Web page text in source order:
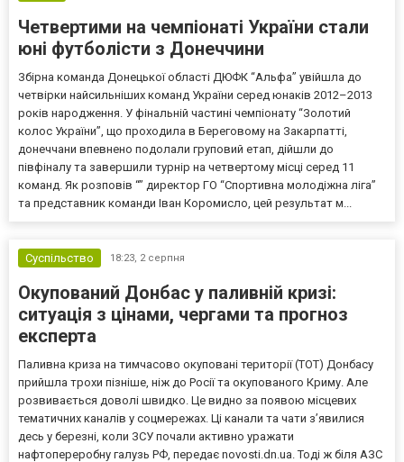
Четвертими на чемпіонаті України стали
юні футболісти з Донеччини
Збірна команда Донецької області ДЮФК “Альфа” увійшла до
четвірки найсильніших команд України серед юнаків 2012–2013
років народження. У фінальній частині чемпіонату “Золотий
колос України”, що проходила в Береговому на Закарпатті,
донеччани впевнено подолали груповий етап, дійшли до
півфіналу та завершили турнір на четвертому місці серед 11
команд. Як розповів “” директор ГО “Спортивна молодіжна ліга”
та представник команди Іван Коромисло, цей результат м...
Суспільство 18:23, 2 серпня
Окупований Донбас у паливній кризі:
ситуація з цінами, чергами та прогноз
експерта
Паливна криза на тимчасово окуповані території (ТОТ) Донбасу
прийшла трохи пізніше, ніж до Росії та окупованого Криму. Але
розвивається доволі швидко. Це видно за появою місцевих
тематичних каналів у соцмережах. Ці канали та чати з’явилися
десь у березні, коли ЗСУ почали активно уражати
нафтопереробну галузь РФ, передає novosti.dn.ua. Тоді ж біля АЗС